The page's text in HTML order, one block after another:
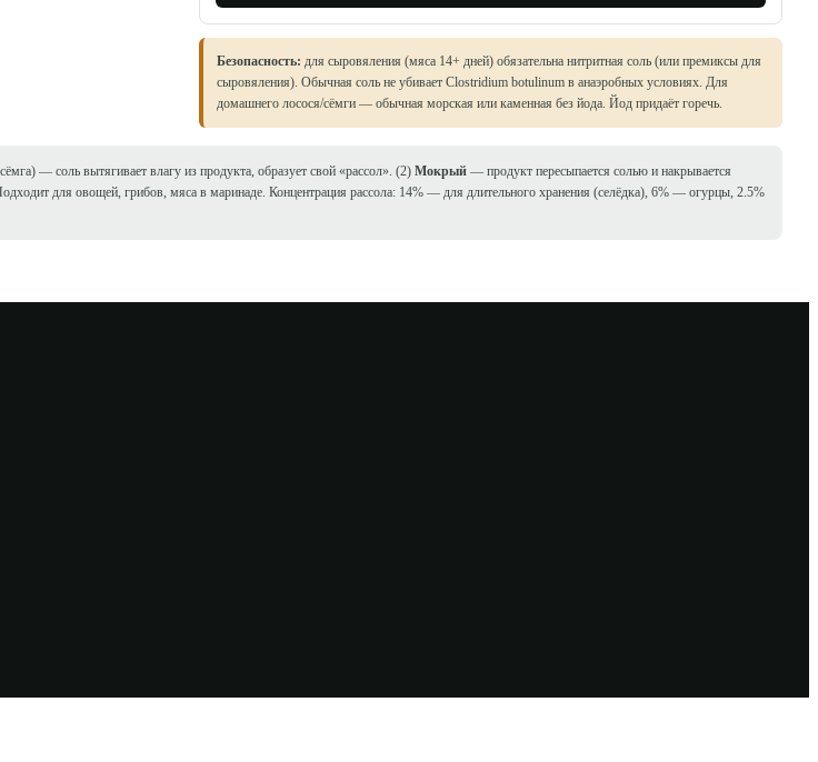
Безопасность: для сыровяления (мяса 14+ дней) обязательна нитритная соль (или премиксы для
сыровяления). Обычная соль не убивает Clostridium botulinum в анаэробных условиях. Для
домашнего лосося/сёмги — обычная морская или каменная без йода. Йод придаёт горечь.
— соль вытягивает влагу из продукта, образует свой «рассол». (2) Мокрый — продукт пересыпается солью и накрывается
для овощей, грибов, мяса в маринаде. Концентрация рассола: 14% — для длительного хранения (селёдка), 6% — огурцы, 2.5%